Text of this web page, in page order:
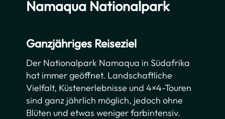
Namaqua Nationalpark
Ganzjähriges Reiseziel
Der Nationalpark Namaqua in Südafrika
hat immer geöffnet. Landschaftliche
Vielfalt, Küstenerlebnisse und 4×4-Touren
sind ganz jährlich möglich, jedoch ohne
Blüten und etwas weniger farbintensiv.